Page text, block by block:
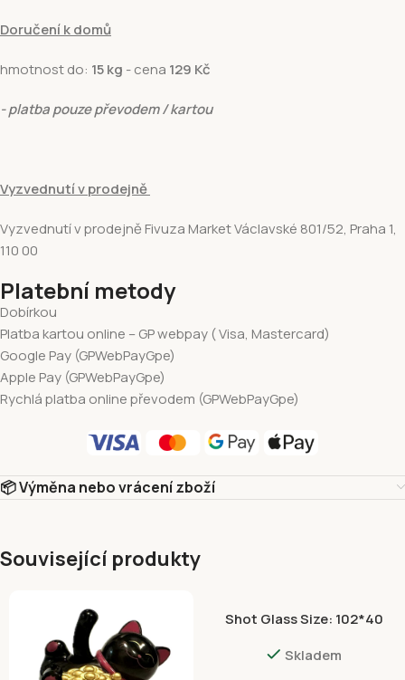
Doručení k domů
hmotnost do: 15 kg - cena 129 Kč
- platba pouze převodem / kartou
Vyzvednutí v prodejně
Vyzvednutí v prodejně Fivuza Market Václavské 801/52, Praha 1,
110 00
Platební metody
Dobírkou
Platba kartou online – GP webpay ( Visa, Mastercard)
Google Pay (GPWebPayGpe)
Apple Pay (GPWebPayGpe)
Rychlá platba online převodem (GPWebPayGpe)
📦 Výměna nebo vrácení zboží
Související produkty
Shot Glass Size: 102*40
Skladem